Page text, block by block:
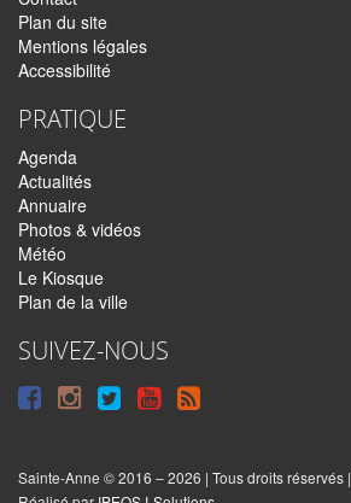
Plan du site
Mentions légales
Accessibilité
PRATIQUE
Agenda
Actualités
Annuaire
Photos & vidéos
Météo
Le Kiosque
Plan de la ville
SUIVEZ-NOUS
Suivre
Facebook
Suivre
Instagram
Suivre
Twitter
Syndiquer
le
Sainte-Anne © 2016 – 2026 | Tous droits réservés |